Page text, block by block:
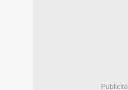
Publicité